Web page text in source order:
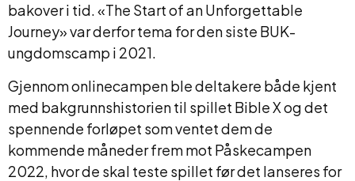
bakover i tid. «The Start of an Unforgettable
Journey» var derfor tema for den siste BUK-
ungdomscamp i 2021.
Gjennom onlinecampen ble deltakere både kjent
med bakgrunnshistorien til spillet Bible X og det
spennende forløpet som ventet dem de
kommende måneder frem mot Påskecampen
2022, hvor de skal teste spillet før det lanseres for